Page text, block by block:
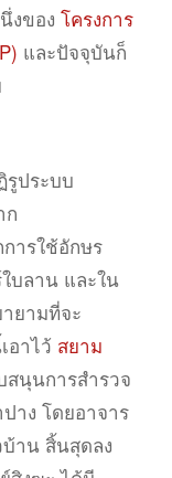
งของ โครงการ
และปัจจุบันก็
ประบบ
ก
ารใช้อักษร
บลาน และใน
ยามที่จะ
อาไว้ สยาม
นุนการสำรวจ
าง โดยอาจาร
าน สิ้นสุดลง